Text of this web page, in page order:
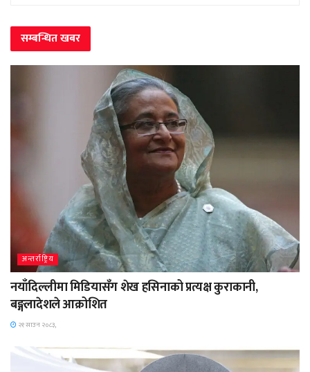
सम्बन्धितखबर
अन्तर्राष्ट्रिय
नयाँदिल्लीमा मिडियासँग शेख हसिनाको प्रत्यक्ष कुराकानी,
बङ्गलादेशले आक्रोशित
२१ साउन २०८३,